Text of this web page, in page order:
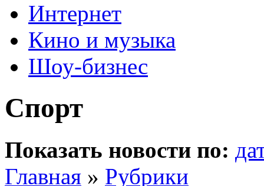
Интернет
Кино и музыка
Шоу-бизнес
Спорт
Показать новости по:
Главная » Рубрики